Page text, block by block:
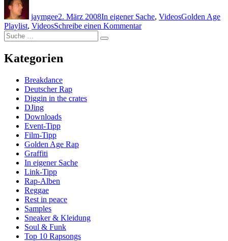
jaymgee2. März 2008In eigener Sache, VideosGolden Age
Playlist, VideosSchreibe einen Kommentarzu
Suche
nach:
Suche
Kategorien
Breakdance
Deutscher Rap
Diggin in the crates
DJing
Downloads
Event-Tipp
Film-Tipp
Golden Age Rap
Graffiti
In eigener Sache
Link-Tipp
Rap-Alben
Reggae
Rest in peace
Samples
Sneaker & Kleidung
Soul & Funk
Top 10 Rapsongs